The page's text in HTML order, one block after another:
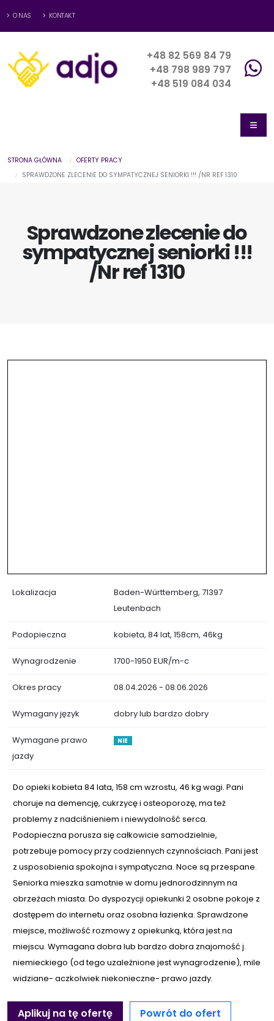
O NAS KONTAKT
+48 82 569 84 79
+48 798 989 797
+48 519 084 034
STRONA GŁÓWNA
OFERTY PRACY
SPRAWDZONE ZLECENIE DO SYMPATYCZNEJ SENIORKI !!! /NR REF 1310
Sprawdzone zlecenie do
sympatycznej seniorki !!!
/Nr ref 1310
Lokalizacja
Baden-Württemberg, 71397
Leutenbach
Podopieczna kobieta, 84 lat, 158cm, 46kg
Wynagrodzenie 1700-1950 EUR/m-c
Okres pracy 08.04.2026 - 08.06.2026
Wymagany język dobry lub bardzo dobry
Wymagane prawo
jazdy
NIE
Do opieki kobieta 84 lata, 158 cm wzrostu, 46 kg wagi. Pani
choruje na demencję, cukrzycę i osteoporozę, ma też
problemy z nadciśnieniem i niewydolność serca.
Podopieczna porusza się całkowicie samodzielnie,
potrzebuje pomocy przy codziennych czynnościach. Pani jest
z usposobienia spokojna i sympatyczna. Noce są przespane.
Seniorka mieszka samotnie w domu jednorodzinnym na
obrzeżach miasta. Do dyspozycji opiekunki 2 osobne pokoje z
dostępem do internetu oraz osobna łazienka. Sprawdzone
miejsce, możliwość rozmowy z opiekunką, która jest na
miejscu. Wymagana dobra lub bardzo dobra znajomość j.
niemieckiego (od tego uzależnione jest wynagrodzenie), mile
widziane- aczkolwiek niekonieczne- prawo jazdy.
Aplikuj na tę ofertę Powrót do ofert